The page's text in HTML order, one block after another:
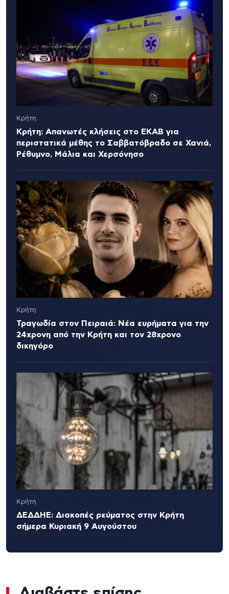
Κρήτη
Κρήτη: Απανωτές κλήσεις στο ΕΚΑΒ για
περιστατικά μέθης το Σαββατόβραδο σε Χανιά,
Ρέθυμνο, Μάλια και Χερσόνησο
Κρήτη
Τραγωδία στον Πειραιά: Νέα ευρήματα για την
24χρονη από την Κρήτη και τον 28χρονο
δικηγόρο
Κρήτη
ΔΕΔΔΗΕ: Διακοπές ρεύματος στην Κρήτη
σήμερα Κυριακή 9 Αυγούστου